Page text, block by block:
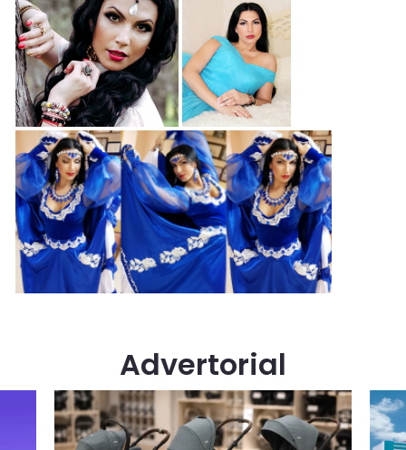
Advertorial